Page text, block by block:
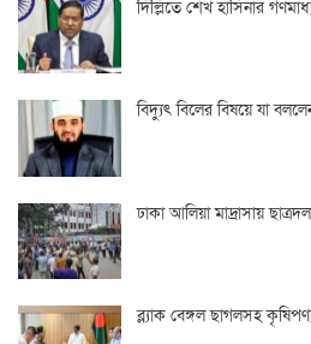
দিল্লিতে শেখ হাসিনার
বিদ্যুৎ বিলের বিষয়ে যা
ঢাকা আলিয়া মাদ্রাসায়
ব্ল্যাক বেঙ্গল ছাগলসহ